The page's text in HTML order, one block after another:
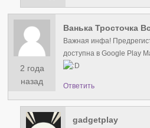
2 года
назад
Ванька Тросточка
Важная инфа!
доступна в Google Play
Ответить
gadgetplay